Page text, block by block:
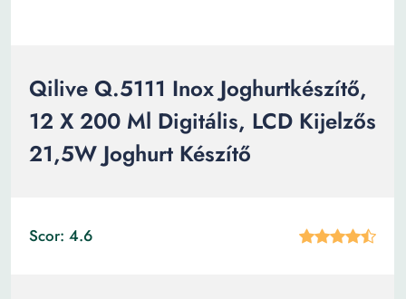
Qilive Q.5111 Inox Joghurtkészítő,
12 X 200 Ml Digitális, LCD Kijelzős
21,5W Joghurt Készítő
Scor: 4.6